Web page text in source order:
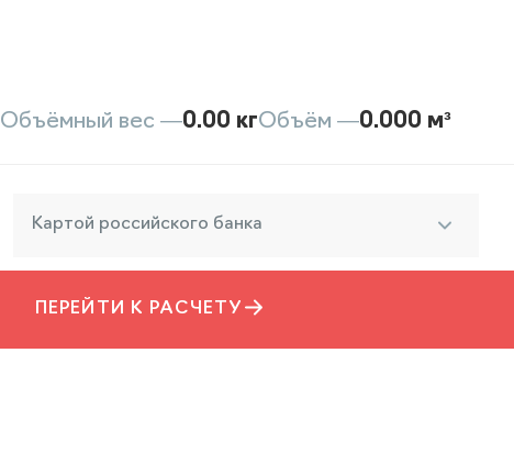
Объёмный вес —0.00 кгОбъём —0.000 м³
Картой российского банка
ПЕРЕЙТИ К РАСЧЕТУ